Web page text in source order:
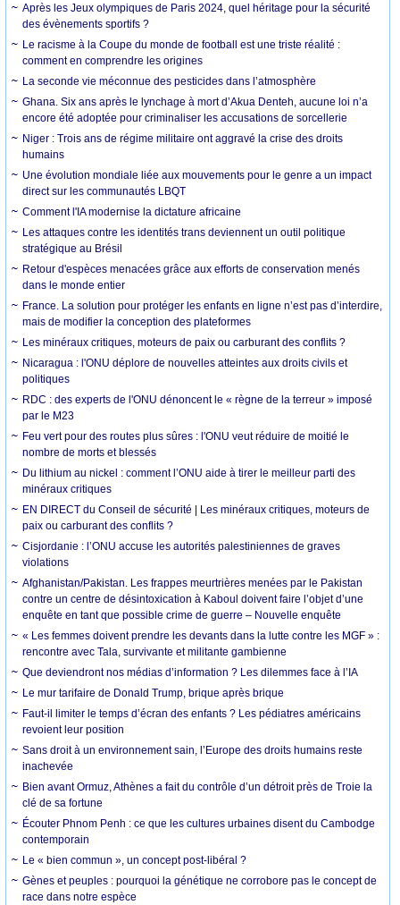
Après les Jeux olympiques de Paris 2024, quel héritage pour la sécurité
des évènements sportifs ?
Le racisme à la Coupe du monde de football est une triste réalité :
comment en comprendre les origines
La seconde vie méconnue des pesticides dans l’atmosphère
Ghana. Six ans après le lynchage à mort d’Akua Denteh, aucune loi n’a
encore été adoptée pour criminaliser les accusations de sorcellerie
Niger : Trois ans de régime militaire ont aggravé la crise des droits
humains
Une évolution mondiale liée aux mouvements pour le genre a un impact
direct sur les communautés LBQT
Comment l'IA modernise la dictature africaine
Les attaques contre les identités trans deviennent un outil politique
stratégique au Brésil
Retour d'espèces menacées grâce aux efforts de conservation menés
dans le monde entier
France. La solution pour protéger les enfants en ligne n’est pas d’interdire,
mais de modifier la conception des plateformes
Les minéraux critiques, moteurs de paix ou carburant des conflits ?
Nicaragua : l'ONU déplore de nouvelles atteintes aux droits civils et
politiques
RDC : des experts de l'ONU dénoncent le « règne de la terreur » imposé
par le M23
Feu vert pour des routes plus sûres : l'ONU veut réduire de moitié le
nombre de morts et blessés
Du lithium au nickel : comment l’ONU aide à tirer le meilleur parti des
minéraux critiques
EN DIRECT du Conseil de sécurité | Les minéraux critiques, moteurs de
paix ou carburant des conflits ?
Cisjordanie : l’ONU accuse les autorités palestiniennes de graves
violations
Afghanistan/Pakistan. Les frappes meurtrières menées par le Pakistan
contre un centre de désintoxication à Kaboul doivent faire l’objet d’une
enquête en tant que possible crime de guerre – Nouvelle enquête
« Les femmes doivent prendre les devants dans la lutte contre les MGF » :
rencontre avec Tala, survivante et militante gambienne
Que deviendront nos médias d’information ? Les dilemmes face à l’IA
Le mur tarifaire de Donald Trump, brique après brique
Faut-il limiter le temps d’écran des enfants ? Les pédiatres américains
revoient leur position
Sans droit à un environnement sain, l’Europe des droits humains reste
inachevée
Bien avant Ormuz, Athènes a fait du contrôle d’un détroit près de Troie la
clé de sa fortune
Écouter Phnom Penh : ce que les cultures urbaines disent du Cambodge
contemporain
Le « bien commun », un concept post-libéral ?
Gènes et peuples : pourquoi la génétique ne corrobore pas le concept de
race dans notre espèce